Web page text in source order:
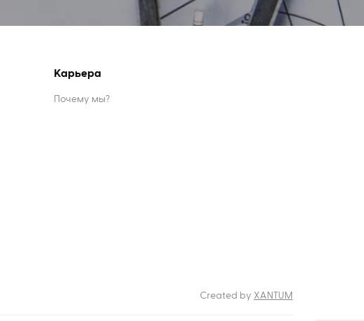
Карьера
Почему мы?
Created by XANTUM